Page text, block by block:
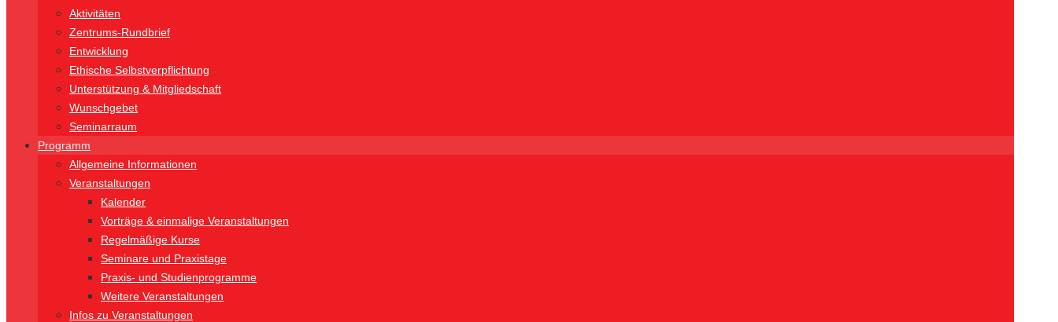
Aktivitäten
Zentrums-Rundbrief
Entwicklung
Ethische Selbstverpflichtung
Unterstützung & Mitgliedschaft
Wunschgebet
Seminarraum
Programm
Allgemeine Informationen
Veranstaltungen
Kalender
Vorträge & einmalige Veranstaltungen
Regelmäßige Kurse
Seminare und Praxistage
Praxis- und Studienprogramme
Weitere Veranstaltungen
Infos zu Veranstaltungen